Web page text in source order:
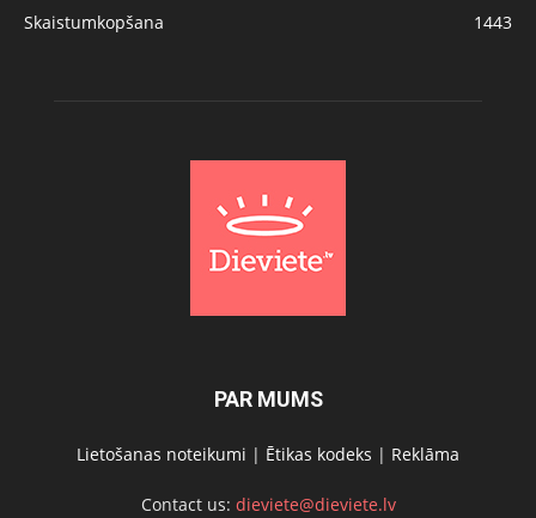
Skaistumkopšana
1443
PAR MUMS
Lietošanas noteikumi | Ētikas kodeks | Reklāma
Contact us: dieviete@dieviete.lv